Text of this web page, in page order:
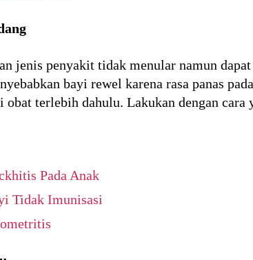
jenis penyakit tidak menular namun
bayi rewel karena rasa panas
obat terlebih dahulu. Lakukan dengan
Pada Anak
Tidak Imunisasi